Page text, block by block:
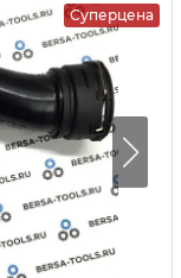
Суперцена